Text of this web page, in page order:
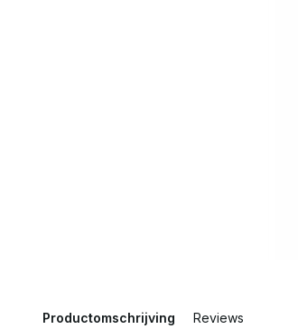
Productomschrijving Reviews